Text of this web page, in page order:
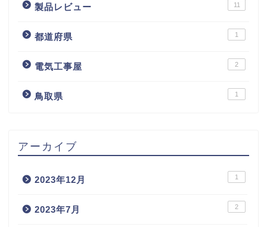
製品レビュー 11
都道府県 1
電気工事屋 2
鳥取県 1
アーカイブ
2023年12月 1
2023年7月 2